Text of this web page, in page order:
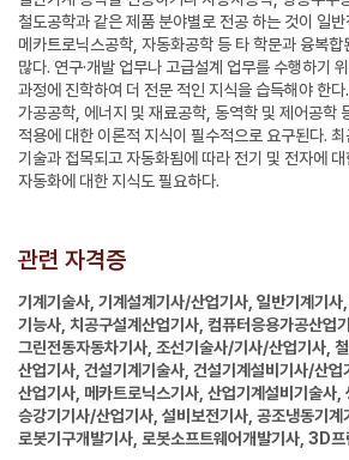
철도공학과 같은 제품 분야별로 전공 하는 것이 일
메카트로닉스공학, 자동화공학 등 타 학문과 융복
많다. 연구·개발 업무나 고급설계 업무를 수행하기
과정에 진학하여 더 전문 적인 지식을 습득해야 한
가공공학, 에너지 및 재료공학, 동역학 및 제어공학
적용에 대한 이론적 지식이 필수적으로 요구된다.
기술과 접목되고 자동화됨에 따라 전기 및 전자에 대
자동화에 대한 지식도 필요하다.
관련 자격증
기계기술사, 기계설계기사/산업기사, 일반기계기
기능사, 치공구설계산업기사, 컴퓨터응용가공산업
그린전동자동차기사, 조선기술사/기사/산업기사,
산업기사, 건설기계기술사, 건설기계설비기사/산
산업기사, 메카트로닉스기사, 산업기계설비기술사,
승강기기사/산업기사, 설비보전기사, 공조냉동기계
로봇기구개발기사, 로봇소프트웨어개발기사, 3D